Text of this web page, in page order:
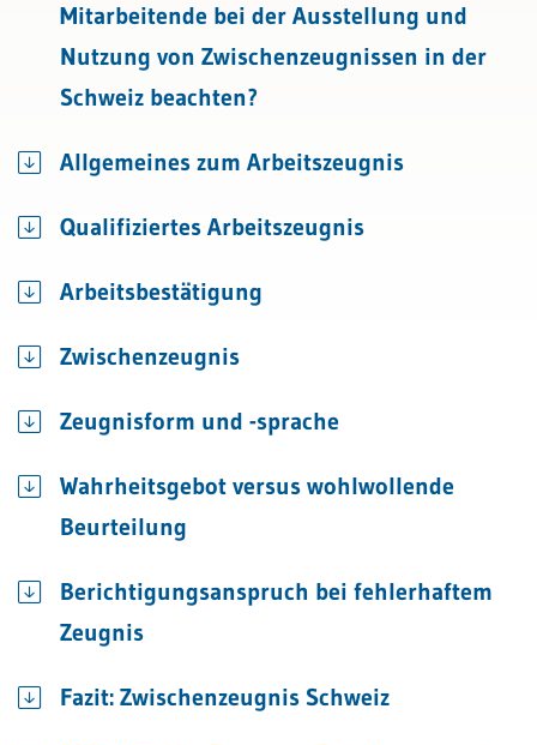
Mitarbeitende bei der Ausstellung und
Nutzung von Zwischenzeugnissen in der
Schweiz beachten?
Allgemeines zum Arbeitszeugnis
Qualifiziertes Arbeitszeugnis
Arbeitsbestätigung
Zwischenzeugnis
Zeugnisform und -sprache
Wahrheitsgebot versus wohlwollende
Beurteilung
Berichtigungsanspruch bei fehlerhaftem
Zeugnis
Fazit: Zwischenzeugnis Schweiz